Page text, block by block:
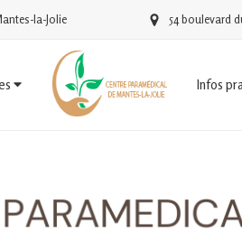
la-Jolie 54 boulevard
Infos